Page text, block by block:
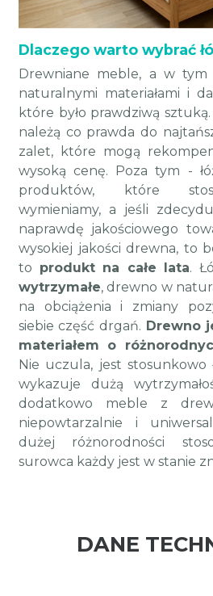
Dlaczego warto wybrać
Drewniane meble, a w tym
naturalnymi materiałami i
które było prawdziwą
należą co prawda do
zalet, które mogą
wysoką cenę. Poza tym -
produktów, które
wymieniamy, a jeśli
naprawdę jakościowego
wysokiej jakości drewna, to
to produkt na całe lata.
wytrzymałe, drewno w
na obciążenia i zmiany
siebie część drgań. Drewno
materiałem o
Nie uczula, jest stosunkowo
wykazuje dużą
dodatkowo meble z
niepowtarzalnie i
dużej różnorodności
surowca każdy jest w stanie
DANE